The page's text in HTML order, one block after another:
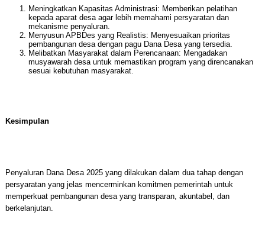
Meningkatkan Kapasitas Administrasi: Memberikan pelatihan
kepada aparat desa agar lebih memahami persyaratan dan
mekanisme penyaluran.
Menyusun APBDes yang Realistis: Menyesuaikan prioritas
pembangunan desa dengan pagu Dana Desa yang tersedia.
Melibatkan Masyarakat dalam Perencanaan: Mengadakan
musyawarah desa untuk memastikan program yang direncanakan
sesuai kebutuhan masyarakat.
Kesimpulan
Penyaluran Dana Desa 2025 yang dilakukan dalam dua tahap dengan
persyaratan yang jelas mencerminkan komitmen pemerintah untuk
memperkuat pembangunan desa yang transparan, akuntabel, dan
berkelanjutan.